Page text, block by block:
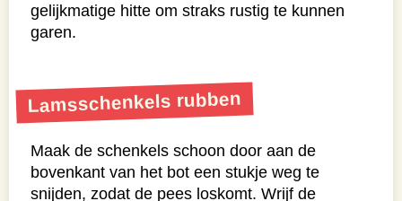
gelijkmatige hitte om straks rustig te kunnen
garen.
Lamsschenkels rubben
Maak de schenkels schoon door aan de
bovenkant van het bot een stukje weg te
snijden, zodat de pees loskomt. Wrijf de